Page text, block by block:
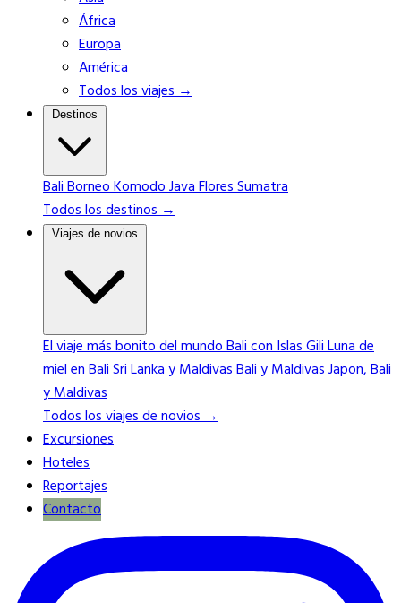
África
Europa
América
Todos los viajes →
Destinos
BaliBorneoKomodoJavaFloresSumatra
Todos los destinos →
Viajes de novios
El viaje más bonito del mundoBali con Islas GiliLuna de
miel en BaliSri Lanka y MaldivasBali y MaldivasJapon, Bali
y Maldivas
Todos los viajes de novios →
Excursiones
Hoteles
Reportajes
Contacto